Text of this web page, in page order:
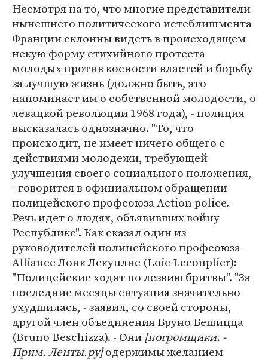
Несмотря на то, что многие представители
нынешнего политического истеблишмента
Франции склонны видеть в происходящем
некую форму стихийного протеста
молодых против косности властей и борьбу
за лучшую жизнь (должно быть, это
напоминает им о собственной молодости, о
левацкой революции 1968 года), - полиция
высказалась однозначно. "То, что
происходит, не имеет ничего общего с
действиями молодежи, требующей
улучшения своего социального положения,
- говорится в официальном обращении
полицейского профсоюза Action police. -
Речь идет о людях, объявивших войну
Республике". Как сказал один из
руководителей полицейского профсоюза
Alliance Лоик Лекуплие (Loic Lecouplier):
"Полицейские ходят по лезвию бритвы". "За
последние месяцы ситуация значительно
ухудшилась, - заявил, со своей стороны,
другой член объединения Бруно Бешицца
(Bruno Beschizza). - Они [погромщики. -
Прим. Ленты.ру]одержимы желанием